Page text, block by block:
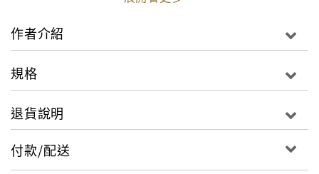
作者介紹
規格
退貨說明
付款/配送